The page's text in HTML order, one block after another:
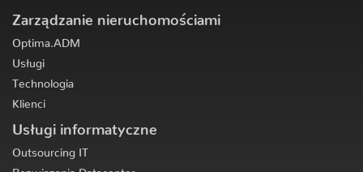
Zarządzanie nieruchomościami
Optima.ADM
Usługi
Technologia
Klienci
Usługi informatyczne
Outsourcing IT
Rozwiązania Datacenter